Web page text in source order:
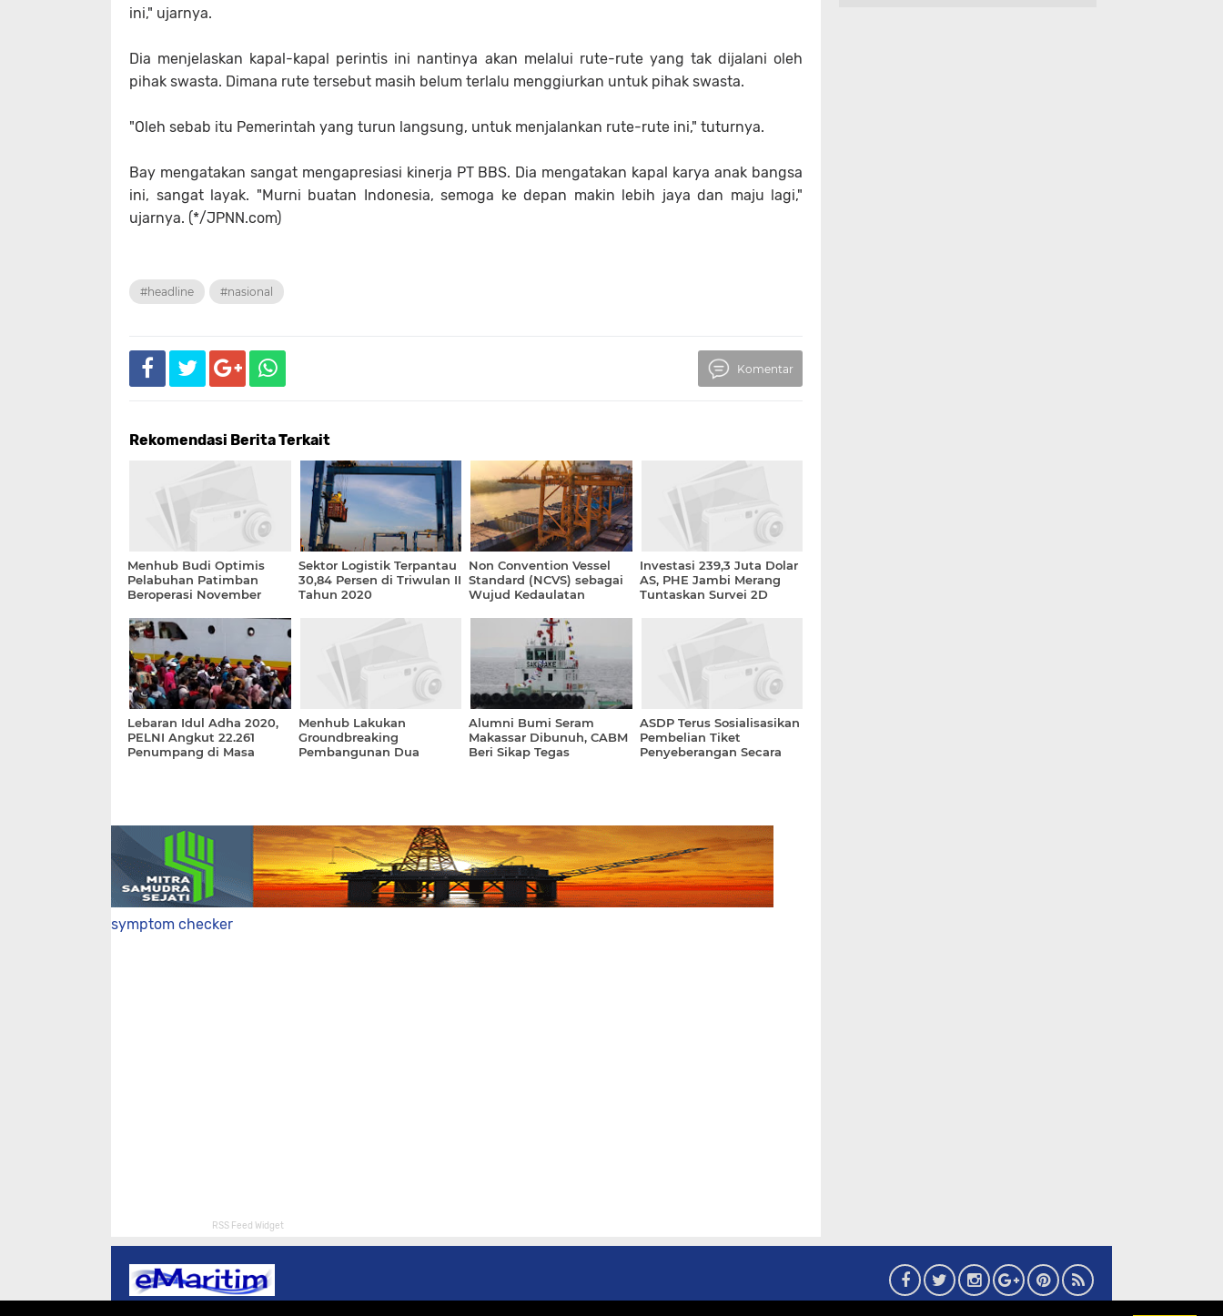
ini," ujarnya.
Dia menjelaskan kapal-kapal perintis ini nantinya akan melalui rute-rute yang tak dijalani oleh
pihak swasta. Dimana rute tersebut masih belum terlalu menggiurkan untuk pihak swasta.
"Oleh sebab itu Pemerintah yang turun langsung, untuk menjalankan rute-rute ini," tuturnya.
Bay mengatakan sangat mengapresiasi kinerja PT BBS. Dia mengatakan kapal karya anak bangsa
ini, sangat layak. "Murni buatan Indonesia, semoga ke depan makin lebih jaya dan maju lagi,"
ujarnya. (*/JPNN.com)
#headline #nasional
Komentar
Rekomendasi Berita Terkait
Menhub Budi Optimis
Pelabuhan Patimban
Beroperasi November
Sektor Logistik Terpantau
30,84 Persen di Triwulan II
Tahun 2020
Non Convention Vessel
Standard (NCVS) sebagai
Wujud Kedaulatan
Investasi 239,3 Juta Dolar
AS, PHE Jambi Merang
Tuntaskan Survei 2D
Lebaran Idul Adha 2020,
PELNI Angkut 22.261
Penumpang di Masa
Menhub Lakukan
Groundbreaking
Pembangunan Dua
Alumni Bumi Seram
Makassar Dibunuh, CABM
Beri Sikap Tegas
ASDP Terus Sosialisasikan
Pembelian Tiket
Penyeberangan Secara
symptom checker
RSS Feed Widget